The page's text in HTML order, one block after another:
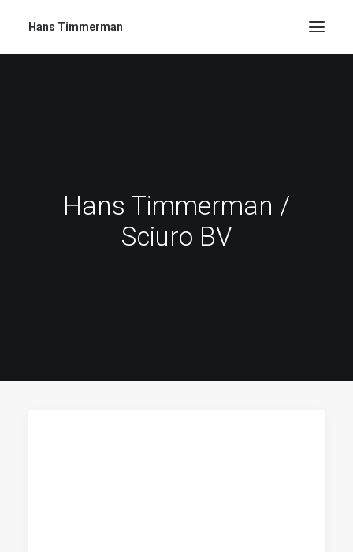
Hans Timmerman
Hans Timmerman /
Sciuro BV